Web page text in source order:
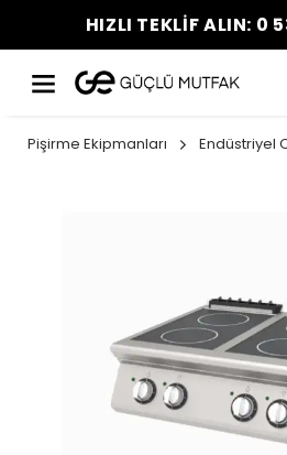
HIZLI TEKLİF ALIN: 0
Pişirme Ekipmanları Endüstriyel